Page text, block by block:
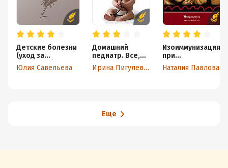
Детские болезни
(уход за
ребенком)
Юлия Савельева
Домашний
педиатр. Все,
что нужно знать
о детских
Ирина Пигулевская
Изоиммунизация
при
беременности
Наталия Павлова
Еще